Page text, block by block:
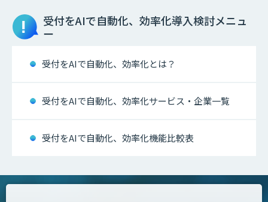
受付をAIで自動化、効率化導入検討メニュ
ー
受付をAIで自動化、効率化とは？
受付をAIで自動化、効率化サービス・企業一覧
受付をAIで自動化、効率化機能比較表